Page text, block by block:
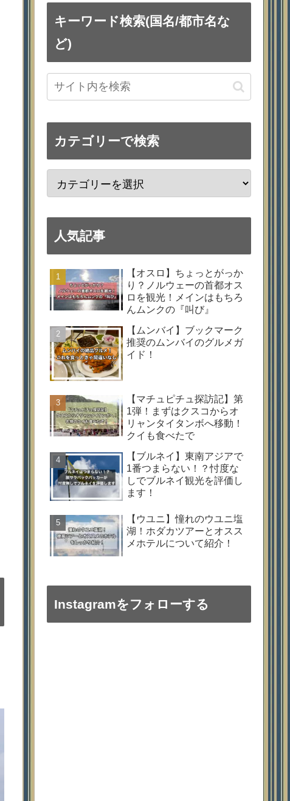
キーワード検索(国名/都市名な
ど)
カテゴリーで検索
人気記事
【オスロ】ちょっとがっか
り？ノルウェーの首都オス
ロを観光！メインはもちろ
んムンクの『叫び』
【ムンバイ】ブックマーク
推奨のムンバイのグルメガ
イド！
【マチュピチュ探訪記】第
1弾！まずはクスコからオ
リャンタイタンボへ移動！
クイも食べたで
【ブルネイ】東南アジアで
1番つまらない！？忖度な
しでブルネイ観光を評価し
ます！
【ウユニ】憧れのウユニ塩
湖！ホダカツアーとオスス
メホテルについて紹介！
Instagramをフォローする